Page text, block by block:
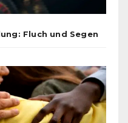
Fluch und Segen